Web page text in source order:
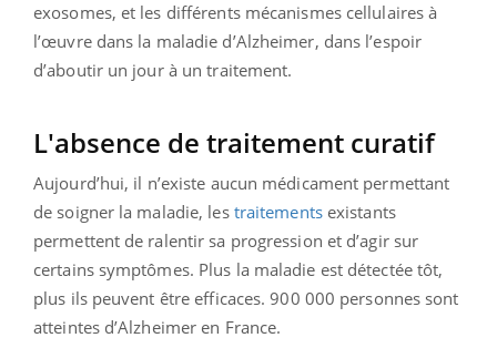
exosomes, et les différents mécanismes cellulaires à
l’œuvre dans la maladie d’Alzheimer, dans l’espoir
d’aboutir un jour à un traitement.
L'absence de traitement curatif
Aujourd’hui, il n’existe aucun médicament permettant
de soigner la maladie, les traitementsexistants
permettent de ralentir sa progression et d’agir sur
certains symptômes. Plus la maladie est détectée tôt,
plus ils peuvent être efficaces. 900 000 personnes sont
atteintes d’Alzheimer en France.